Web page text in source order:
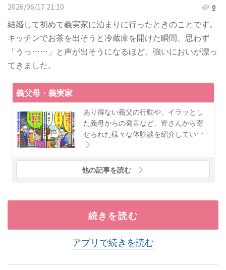
2026/06/17 21:10
0
結婚して初めて義実家に泊まりに行ったときのことです。
キッチンでお茶を出そうと冷蔵庫を開けた瞬間、思わず
「うっ……」と声が出そうになるほど、強いにおいが漂っ
てきました。
義父母・義実家
あり得ない義父の行動や、イラッとし
た義母からの発言など、皆さんから寄
せられた様々な体験談を紹介してい…
他の記事を読む
続きを読む
アプリで続きを読む